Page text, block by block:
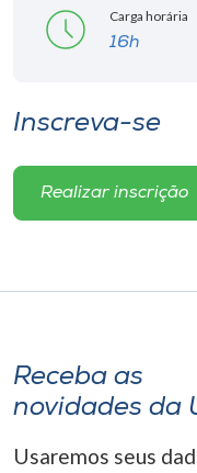
Carga horária
16h
Inscreva-se
Realizar inscrição
Receba as
novidades da
Usaremos seus